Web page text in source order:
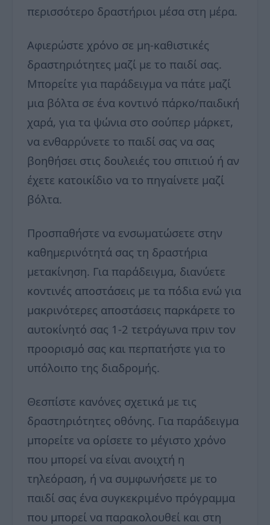
περισσότερο δραστήριοι μέσα στη μέρα.
Αφιερώστε χρόνο σε μη-καθιστικές
δραστηριότητες μαζί με το παιδί σας.
Μπορείτε για παράδειγμα να πάτε μαζί
μια βόλτα σε ένα κοντινό πάρκο/παιδική
χαρά, για τα ψώνια στο σούπερ μάρκετ,
να ενθαρρύνετε το παιδί σας να σας
βοηθήσει στις δουλειές του σπιτιού ή αν
έχετε κατοικίδιο να το πηγαίνετε μαζί
βόλτα.
Προσπαθήστε να ενσωματώσετε στην
καθημερινότητά σας τη δραστήρια
μετακίνηση. Για παράδειγμα, διανύετε
κοντινές αποστάσεις με τα πόδια ενώ για
μακρινότερες αποστάσεις παρκάρετε το
αυτοκίνητό σας 1-2 τετράγωνα πριν τον
προορισμό σας και περπατήστε για το
υπόλοιπο της διαδρομής.
Θεσπίστε κανόνες σχετικά με τις
δραστηριότητες οθόνης. Για παράδειγμα
μπορείτε να ορίσετε το μέγιστο χρόνο
που μπορεί να είναι ανοιχτή η
τηλεόραση, ή να συμφωνήσετε με το
παιδί σας ένα συγκεκριμένο πρόγραμμα
που μπορεί να παρακολουθεί και στη